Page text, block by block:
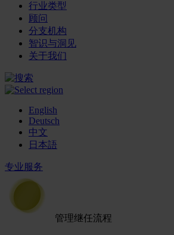
行业类型
顾问
分支机构
智识与洞见
关于我们
English
Deutsch
中文
日本語
专业服务
管理继任流程